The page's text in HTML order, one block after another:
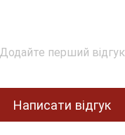
Додайте перший відгук
Написати відгук